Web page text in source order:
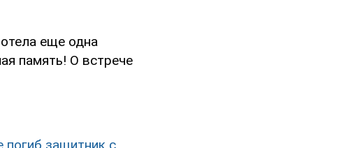
еще одна
память! О встрече